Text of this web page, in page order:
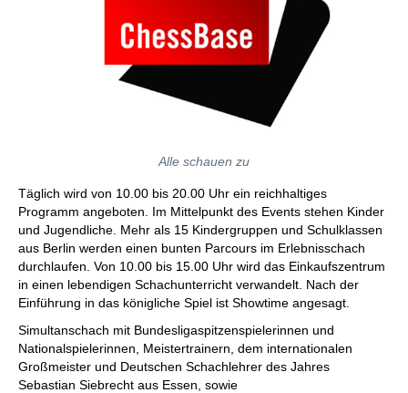
Alle schauen zu
Täglich wird von 10.00 bis 20.00 Uhr ein reichhaltiges
Programm angeboten. Im Mittelpunkt des Events stehen Kinder
und Jugendliche. Mehr als 15 Kindergruppen und Schulklassen
aus Berlin werden einen bunten Parcours im Erlebnisschach
durchlaufen. Von 10.00 bis 15.00 Uhr wird das Einkaufszentrum
in einen lebendigen Schachunterricht verwandelt. Nach der
Einführung in das königliche Spiel ist Showtime angesagt.
Simultanschach mit Bundesligaspitzenspielerinnen und
Nationalspielerinnen, Meistertrainern, dem internationalen
Großmeister und Deutschen Schachlehrer des Jahres
Sebastian Siebrecht aus Essen, sowie